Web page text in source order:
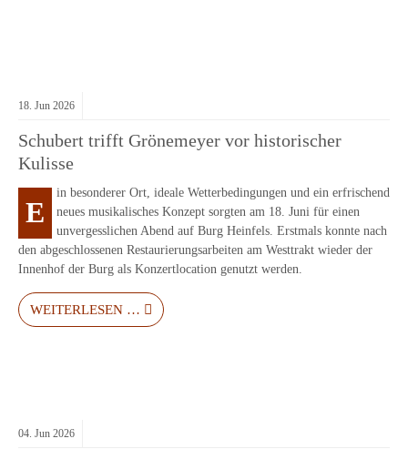
18. Jun 2026
Schubert trifft Grönemeyer vor historischer
Kulisse
E
in besonderer Ort, ideale Wetterbedingungen und ein erfrischend
neues musikalisches Konzept sorgten am 18. Juni für einen
unvergesslichen Abend auf Burg Heinfels. Erstmals konnte nach
den abgeschlossenen Restaurierungsarbeiten am Westtrakt wieder der
Innenhof der Burg als Konzertlocation genutzt werden.
WEITERLESEN …
04. Jun 2026